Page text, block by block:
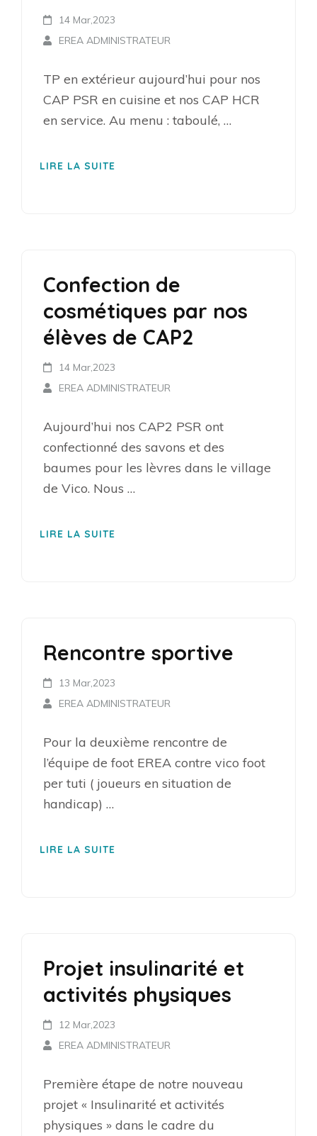
14 Mar,2023
EREA ADMINISTRATEUR
TP en extérieur aujourd’hui pour nos
CAP PSR en cuisine et nos CAP HCR
en service. Au menu : taboulé, …
LIRE LA SUITE
Confection de
cosmétiques par nos
élèves de CAP2
14 Mar,2023
EREA ADMINISTRATEUR
Aujourd’hui nos CAP2 PSR ont
confectionné des savons et des
baumes pour les lèvres dans le village
de Vico. Nous …
LIRE LA SUITE
Rencontre sportive
13 Mar,2023
EREA ADMINISTRATEUR
Pour la deuxième rencontre de
l’équipe de foot EREA contre vico foot
per tuti ( joueurs en situation de
handicap) …
LIRE LA SUITE
Projet insulinarité et
activités physiques
12 Mar,2023
EREA ADMINISTRATEUR
Première étape de notre nouveau
projet « Insulinarité et activités
physiques » dans le cadre du